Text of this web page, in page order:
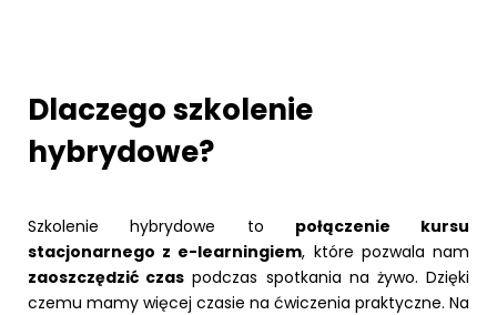
Dlaczego szkolenie
hybrydowe?
Szkolenie hybrydowe to połączenie kursu
stacjonarnego z e-learningiem, które pozwala nam
zaoszczędzić czas podczas spotkania na żywo. Dzięki
czemu mamy więcej czasie na ćwiczenia praktyczne. Na